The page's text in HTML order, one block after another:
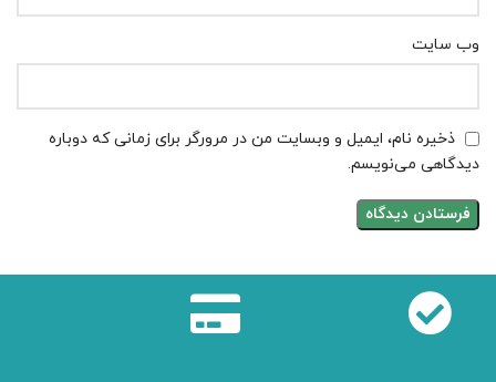
وب‌ سایت
ذخیره نام، ایمیل و وبسایت من در مرورگر برای زمانی که دوباره
دیدگاهی می‌نویسم.